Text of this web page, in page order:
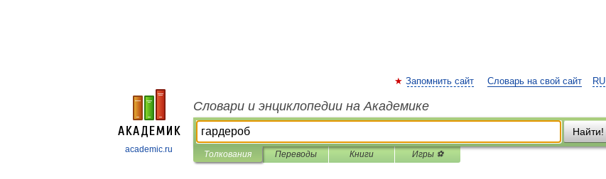
academic.ru
RU
Запомнить сайт Словарь на свой сайт
Словари и энциклопедии на Академике
Найти!
Толкования Переводы Книги Игры ⚽